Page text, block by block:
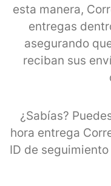
esta manera,
entregas
asegurando
reciban sus
¿Sabías?
hora entrega
ID de